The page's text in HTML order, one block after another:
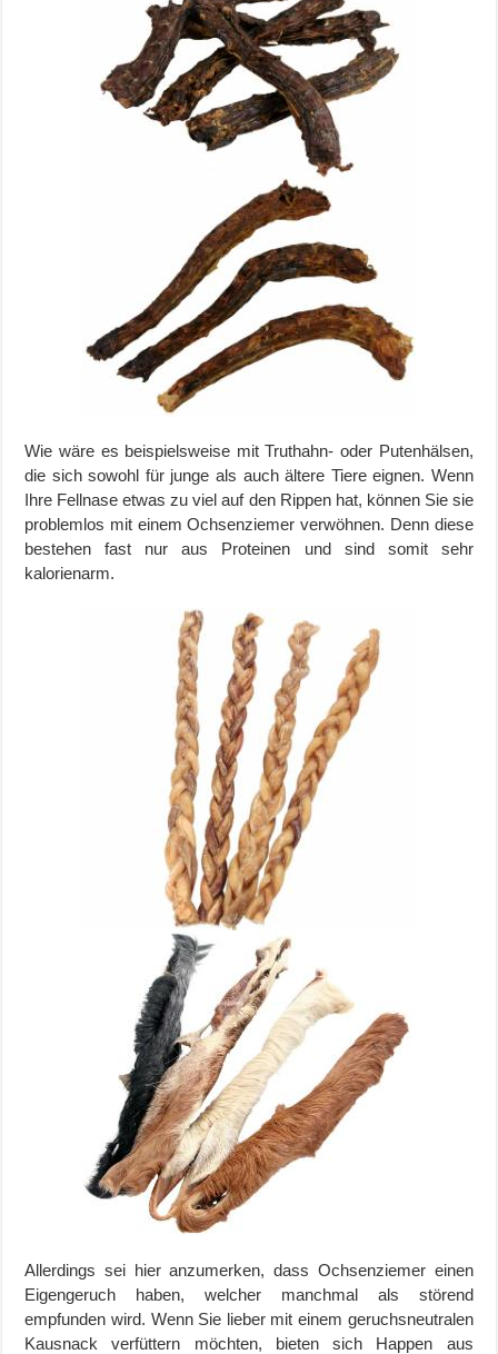
Wie wäre es beispielsweise mit Truthahn- oder Putenhälsen,
die sich sowohl für junge als auch ältere Tiere eignen. Wenn
Ihre Fellnase etwas zu viel auf den Rippen hat, können Sie sie
problemlos mit einem Ochsenziemer verwöhnen. Denn diese
bestehen fast nur aus Proteinen und sind somit sehr
kalorienarm.
Allerdings sei hier anzumerken, dass Ochsenziemer einen
Eigengeruch haben, welcher manchmal als störend
empfunden wird. Wenn Sie lieber mit einem geruchsneutralen
Kausnack verfüttern möchten, bieten sich Happen aus